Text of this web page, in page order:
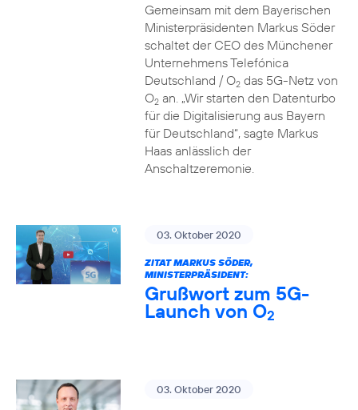
Gemeinsam mit dem Bayerischen
Ministerpräsidenten Markus Söder
schaltet der CEO des Münchener
Unternehmens Telefónica
Deutschland / O2das 5G-Netz von
O2an. „Wir starten den Datenturbo
für die Digitalisierung aus Bayern
für Deutschland“, sagte Markus
Haas anlässlich der
Anschaltzeremonie.
03. Oktober 2020
ZITAT MARKUS SÖDER,
MINISTERPRÄSIDENT:
Grußwort zum 5G-
Launch von O2
03. Oktober 2020